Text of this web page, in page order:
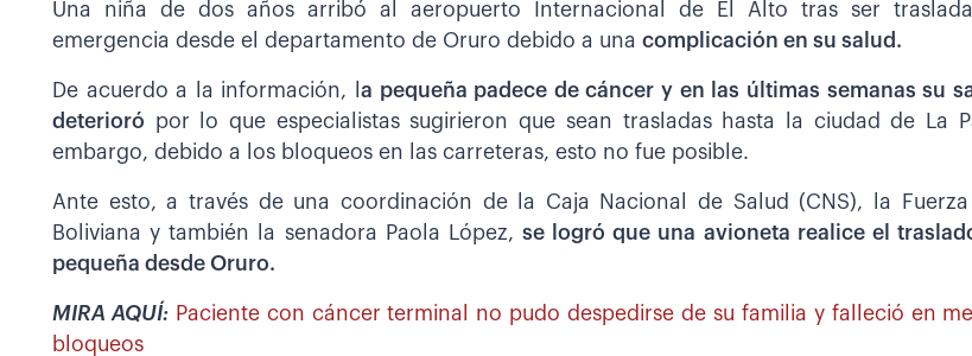
Una niña de dos años arribó al aeropuerto Internacional de El Alto tras ser
emergencia desde el departamento de Oruro debido a una complicación en su salud.
De acuerdo a la información, la pequeña padece de cáncer y en las últimas semanas su
deterioró por lo que especialistas sugirieron que sean trasladas hasta la ciudad de La
embargo, debido a los bloqueos en las carreteras, esto no fue posible.
Ante esto, a través de una coordinación de la Caja Nacional de Salud (CNS), la Fuerza
Boliviana y también la senadora Paola López,se logró que una avioneta realice el
pequeña desde Oruro.
MIRA AQUÍ: Paciente con cáncer terminal no pudo despedirse de su familia y falleció en
bloqueos